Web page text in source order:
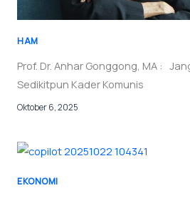
HAM
Prof. Dr. Anhar Gonggong, MA :
Sedikitpun Kader Komunis
Oktober 6, 2025
EKONOMI